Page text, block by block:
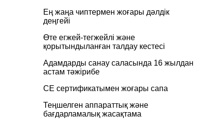
Ең жаңа чиптермен жоғары дәлдік
деңгейі
Өте егжей-тегжейлі және
қорытындыланған талдау кестесі
Адамдарды санау саласында 16 жылдан
астам тәжірибе
CE сертификатымен жоғары сапа
Теңшелген аппараттық және
бағдарламалық жасақтама